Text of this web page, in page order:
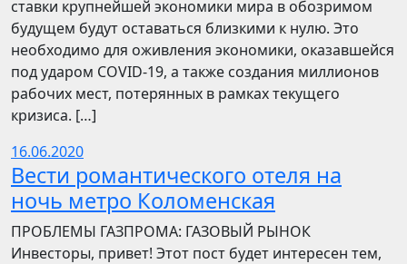
ставки крупнейшей экономики мира в обозримом
будущем будут оставаться близкими к нулю. Это
необходимо для оживления экономики, оказавшейся
под ударом COVID-19, а также создания миллионов
рабочих мест, потерянных в рамках текущего
кризиса. […]
16.06.2020
Вести романтического отеля на
ночь метро Коломенская
ПРОБЛЕМЫ ГАЗПРОМА: ГАЗОВЫЙ РЫНОК
Инвесторы, привет! Этот пост будет интересен тем,